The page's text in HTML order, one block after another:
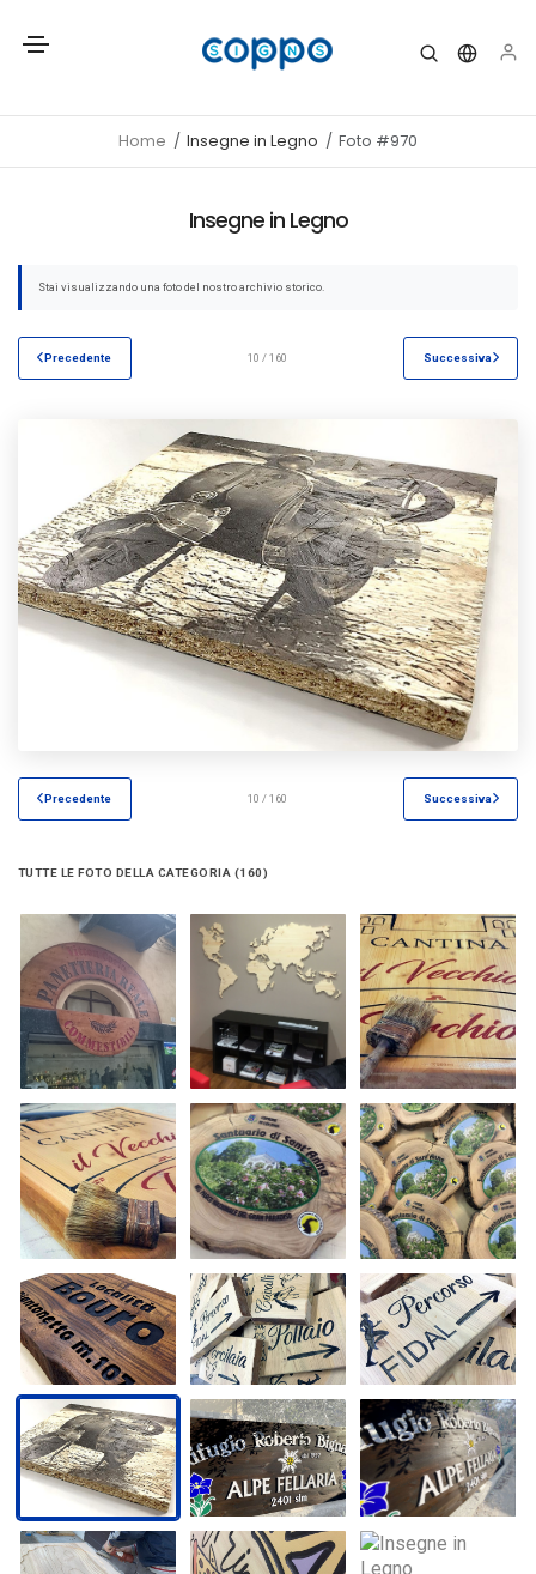
Home Insegne in Legno Foto #970
Insegne in Legno
Stai visualizzando una foto del nostro archivio storico.
Precedente 10 / 160 Successiva
Precedente 10 / 160 Successiva
TUTTE LE FOTO DELLA CATEGORIA (160)